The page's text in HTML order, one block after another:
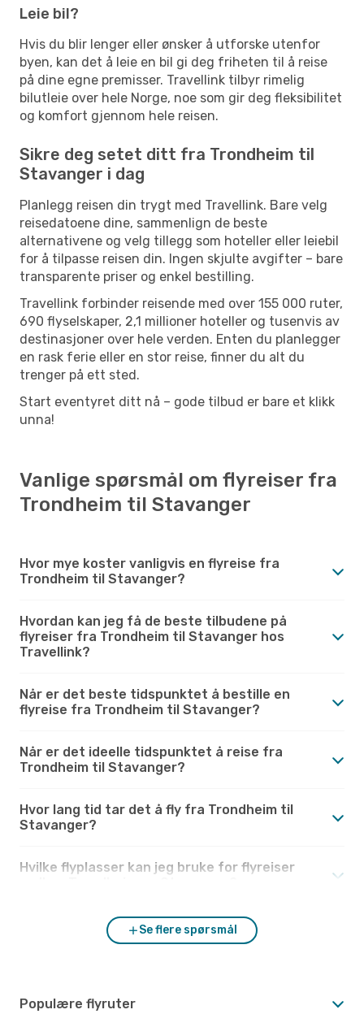
Leie bil?
Hvis du blir lenger eller ønsker å utforske utenfor
byen, kan det å leie en bil gi deg friheten til å reise
på dine egne premisser. Travellink tilbyr rimelig
bilutleie over hele Norge, noe som gir deg fleksibilitet
og komfort gjennom hele reisen.
Sikre deg setet ditt fra Trondheim til
Stavanger i dag
Planlegg reisen din trygt med Travellink. Bare velg
reisedatoene dine, sammenlign de beste
alternativene og velg tillegg som hoteller eller leiebil
for å tilpasse reisen din. Ingen skjulte avgifter – bare
transparente priser og enkel bestilling.
Travellink forbinder reisende med over 155 000 ruter,
690 flyselskaper, 2,1 millioner hoteller og tusenvis av
destinasjoner over hele verden. Enten du planlegger
en rask ferie eller en stor reise, finner du alt du
trenger på ett sted.
Start eventyret ditt nå – gode tilbud er bare et klikk
unna!
Vanlige spørsmål om flyreiser fra
Trondheim til Stavanger
Hvor mye koster vanligvis en flyreise fra
Trondheim til Stavanger?
Hvordan kan jeg få de beste tilbudene på
flyreiser fra Trondheim til Stavanger hos
Travellink?
Når er det beste tidspunktet å bestille en
flyreise fra Trondheim til Stavanger?
Når er det ideelle tidspunktet å reise fra
Trondheim til Stavanger?
Hvor lang tid tar det å fly fra Trondheim til
Stavanger?
Hvilke flyplasser kan jeg bruke for flyreiser
Se flere spørsmål
Populære flyruter